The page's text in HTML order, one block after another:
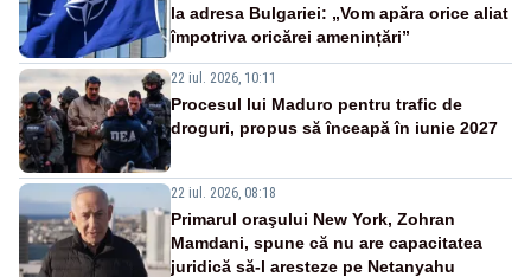
la adresa Bulgariei: „Vom apăra orice aliat
împotriva oricărei amenințări”
22 iul. 2026, 10:11
Procesul lui Maduro pentru trafic de
droguri, propus să înceapă în iunie 2027
22 iul. 2026, 08:18
Primarul oraşului New York, Zohran
Mamdani, spune că nu are capacitatea
juridică să-l aresteze pe Netanyahu